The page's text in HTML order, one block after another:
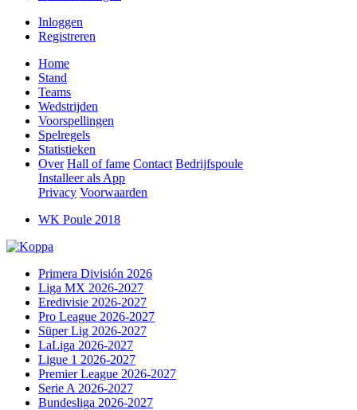
Inloggen
Registreren
Home
Stand
Teams
Wedstrijden
Voorspellingen
Spelregels
Statistieken
Over Hall of fame Contact Bedrijfspoule
Installeer als App
Privacy Voorwaarden
WK Poule 2018
Primera División 2026
Liga MX 2026-2027
Eredivisie 2026-2027
Pro League 2026-2027
Süper Lig 2026-2027
LaLiga 2026-2027
Ligue 1 2026-2027
Premier League 2026-2027
Serie A 2026-2027
Bundesliga 2026-2027